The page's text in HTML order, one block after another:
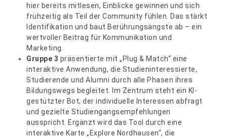
hier bereits mitlesen, Einblicke gewinnen und sich
frühzeitig als Teil der Community fühlen. Das stärkt
Identifikation und baut Berührungsängste ab – ein
wertvoller Beitrag für Kommunikation und
Marketing.
Gruppe 3 präsentierte mit „Plug & Match“ eine
interaktive Anwendung, die Studieninteressierte,
Studierende und Alumni durch alle Phasen ihres
Bildungswegs begleitet. Im Zentrum steht ein KI-
gestützter Bot, der individuelle Interessen abfragt
und gezielte Studiengangsempfehlungen
ausspricht. Ergänzt wird das Tool durch eine
interaktive Karte „Explore Nordhausen“, die